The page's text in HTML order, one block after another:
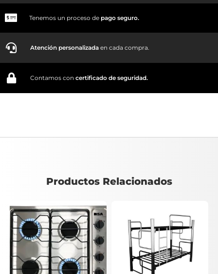
Tenemos un proceso de pago seguro.
Atención personalizada en cada compra.
Contamos con certificado de seguridad.
Productos Relacionados